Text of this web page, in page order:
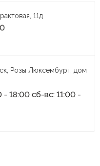
11д
Розы Люксембург, дом
18:00 сб-вс: 11:00 -